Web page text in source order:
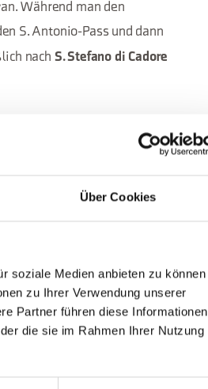
Über Cookies
soziale Medien anbieten zu können
zu Ihrer Verwendung unserer
Partner führen diese Informationen
die sie im Rahmen Ihrer Nutzung
Während man den
S. Antonio-Pass und dann
nach S. Stefano di Cadore